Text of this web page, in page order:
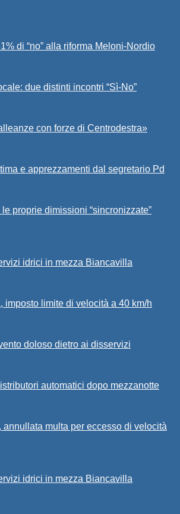
di “no” alla riforma Meloni-Nordio
due distinti incontri “Sì-No”
con forze di Centrodestra»
e apprezzamenti dal segretario Pd
proprie dimissioni “sincronizzate”
idrici in mezza Biancavilla
imposto limite di velocità a 40 km/h
doloso dietro ai disservizi
automatici dopo mezzanotte
multa per eccesso di velocità
idrici in mezza Biancavilla